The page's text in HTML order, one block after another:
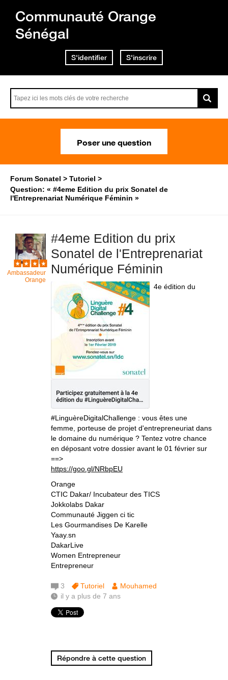
Communauté Orange
Sénégal
S'identifier S'inscrire
Poser une question
Forum Sonatel
Tutoriel
Question: « #4eme Edition du prix Sonatel de
l'Entreprenariat Numérique Féminin »
#4eme Edition du prix
Sonatel de l'Entreprenariat
Numérique Féminin
4e édition du
#LinguèreDigitalChallenge : vous êtes une
femme, porteuse de projet d'entrepreneuriat dans
le domaine du numérique ? Tentez votre chance
en déposant votre dossier avant le 01 février sur
==>
https://goo.gl/NRbpEU
Orange
CTIC Dakar/ Incubateur des TICS
Jokkolabs Dakar
Communauté Jiggen ci tic
Les Gourmandises De Karelle
Yaay.sn
DakarLive
Women Entrepreneur
Entrepreneur
Ambassadeur
Orange
3 Tutoriel
Mouhamed
il y a plus de 7 ans
Répondre à cette question